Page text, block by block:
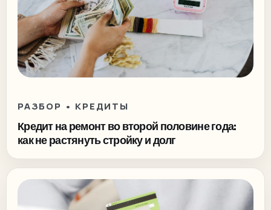
РАЗБОР • КРЕДИТЫ
Кредит на ремонт во второй половине года:
как не растянуть стройку и долг